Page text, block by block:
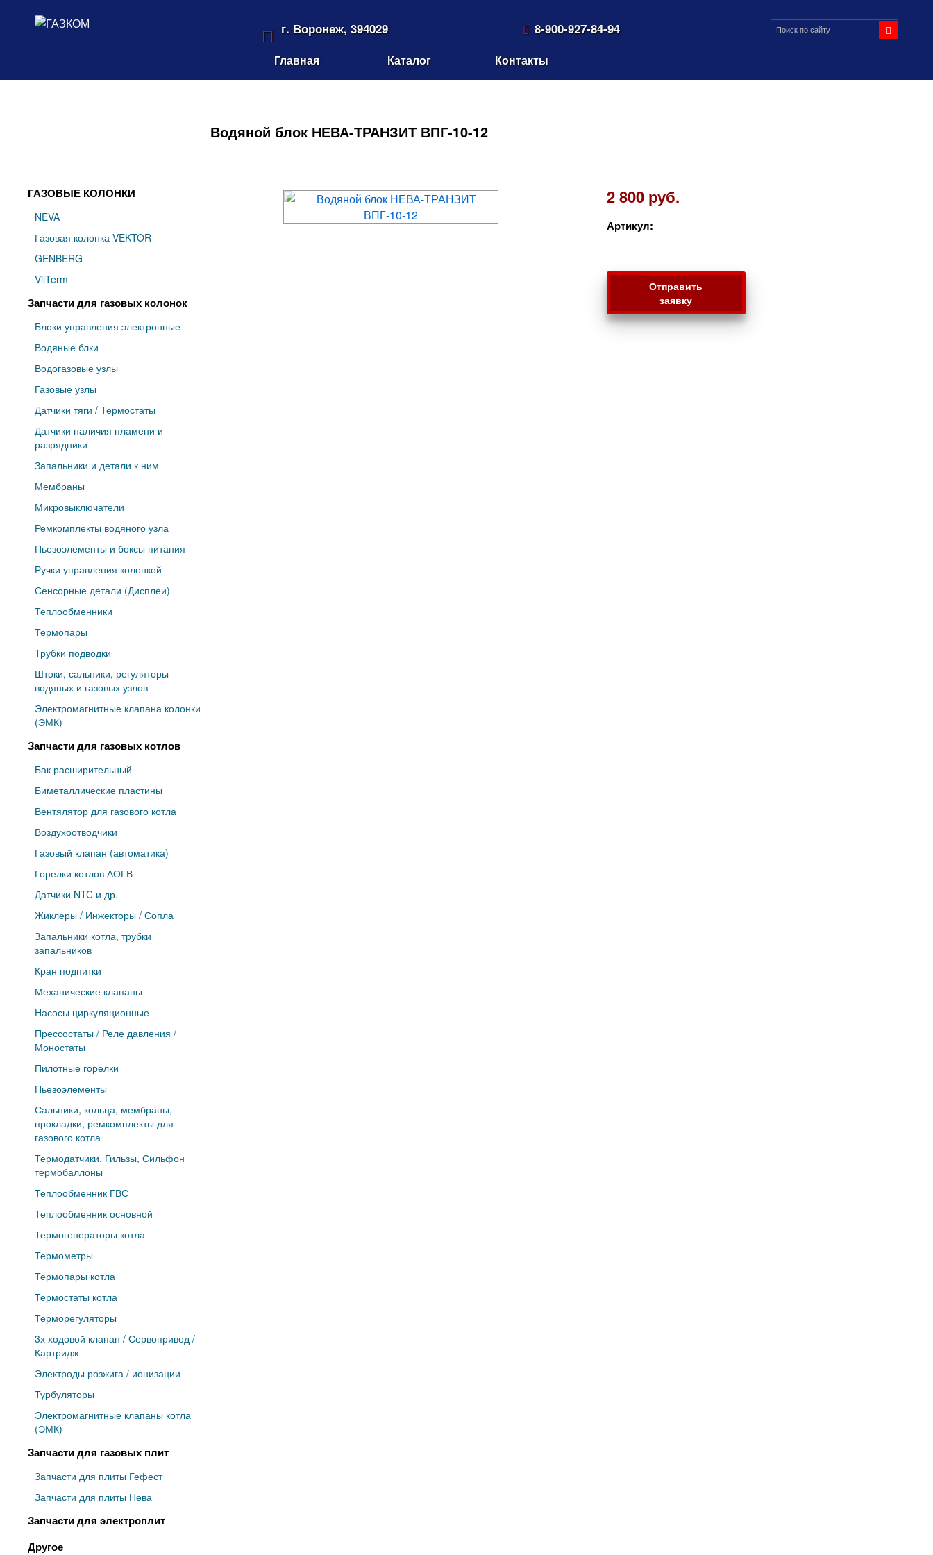
г. Воронеж, 394029
Ленинский пр-т, 18
8-900-927-84-94
gkvrn@mail.ru
Главная Каталог Контакты
Водяной блок НЕВА-ТРАНЗИТ ВПГ-10-12
2 800 руб.
Артикул:
Отправить
заявку
ГАЗОВЫЕ КОЛОНКИ
NEVA
Газовая колонка VEKTOR
GENBERG
VilTerm
Запчасти для газовых колонок
Блоки управления электронные
Водяные блки
Водогазовые узлы
Газовые узлы
Датчики тяги / Термостаты
Датчики наличия пламени и
разрядники
Запальники и детали к ним
Мембраны
Микровыключатели
Ремкомплекты водяного узла
Пьезоэлементы и боксы питания
Ручки управления колонкой
Сенсорные детали (Дисплеи)
Теплообменники
Термопары
Трубки подводки
Штоки, сальники, регуляторы
водяных и газовых узлов
Электромагнитные клапана колонки
(ЭМК)
Запчасти для газовых котлов
Бак расширительный
Биметаллические пластины
Вентялятор для газового котла
Воздухоотводчики
Газовый клапан (автоматика)
Горелки котлов АОГВ
Датчики NTC и др.
Жиклеры / Инжекторы / Сопла
Запальники котла, трубки
запальников
Кран подпитки
Механические клапаны
Насосы циркуляционные
Прессостаты / Реле давления /
Моностаты
Пилотные горелки
Пьезоэлементы
Сальники, кольца, мембраны,
прокладки, ремкомплекты для
газового котла
Термодатчики, Гильзы, Сильфон
термобаллоны
Теплообменник ГВС
Теплообменник основной
Термогенераторы котла
Термометры
Термопары котла
Термостаты котла
Терморегуляторы
3х ходовой клапан / Сервопривод /
Картридж
Электроды розжига / ионизации
Турбуляторы
Электромагнитные клапаны котла
(ЭМК)
Запчасти для газовых плит
Запчасти для плиты Гефест
Запчасти для плиты Нева
Запчасти для электроплит
Другое